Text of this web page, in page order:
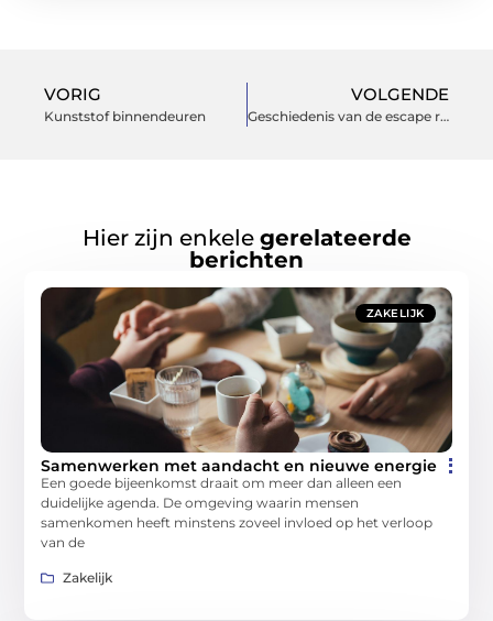
VORIG
Kunststof binnendeuren
VOLGENDE
Geschiedenis van de escape room
Hier zijn enkele gerelateerde
berichten
ZAKELIJK
Samenwerken met aandacht en nieuwe energie
Een goede bijeenkomst draait om meer dan alleen een
duidelijke agenda. De omgeving waarin mensen
samenkomen heeft minstens zoveel invloed op het verloop
van de
Zakelijk